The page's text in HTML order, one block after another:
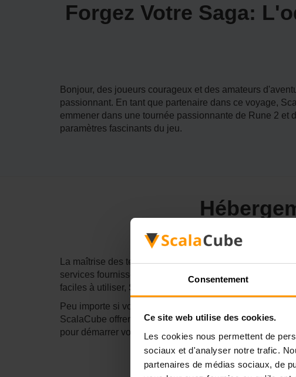
Consentement
Ce site web utilise des cookies.
Les cookies nous permettent de
sociaux et d'analyser notre trafic.
partenaires de médias sociaux, de
Forgez Votre Saga:
Bonjour, des joueurs courageux et des amateurs
passionnant. En tant que partenaire dans ce voyage,
emmener dans une tournée passionnante de Rune 2
paramètres fascinants du jeu.
La maîtrise des terrains difficiles de Rune 2 a besoin
services fournissent les bases pour un jeu engageant
faciles à utiliser, ScalaCube vous donne tout ce qui est
Peu importe si vous prenez des bêtes terrifiantes, que
ScalaCube offrent une stabilité et un soutien pour une
pour démarrer votre aventure prête à des performances